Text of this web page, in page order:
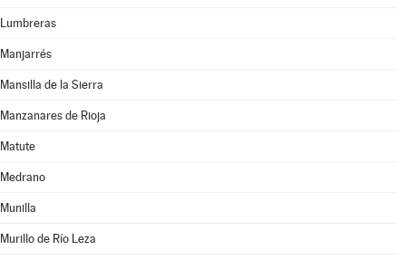
Lumbreras
Manjarrés
Mansilla de la Sierra
Manzanares de Rioja
Matute
Medrano
Munilla
Murillo de Río Leza